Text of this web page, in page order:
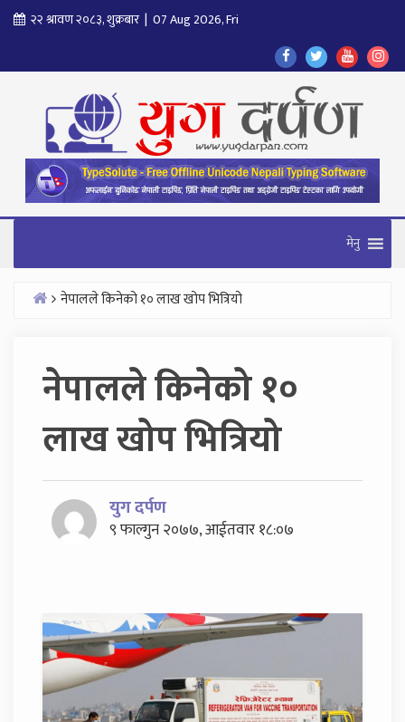
Skip २२ श्रावण २०८३, शुक्रबार | 07 Aug 2026, Fri
Find
Us
On
Facebook
Find
Us
On
Twitter
Find
Us
On
Youtube
Us
मेनु
नेपालले किनेको १० लाख खोप भित्रियो
नेपालले किनेको १०
लाख खोप भित्रियो
युग दर्पण
९ फाल्गुन २०७७, आईतवार १८:०७